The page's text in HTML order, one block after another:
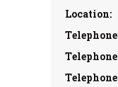
Location: